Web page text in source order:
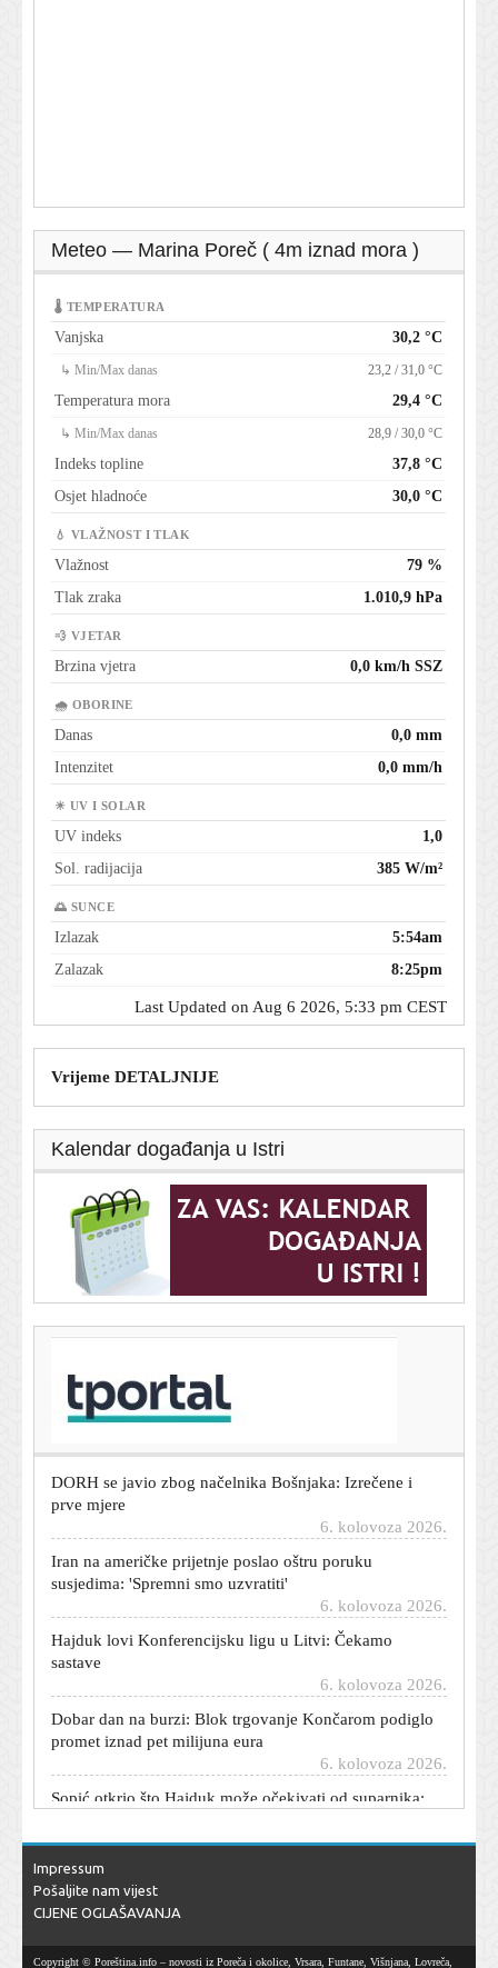
Meteo — Marina Poreč ( 4m iznad mora )
🌡 TEMPERATURA
Vanjska 30,2 °C
↳ Min/Max danas 23,2 / 31,0 °C
Temperatura mora 29,4 °C
↳ Min/Max danas 28,9 / 30,0 °C
Indeks topline
37,8 °C
Osjet hladnoće
30,0 °C
💧 VLAŽNOST I TLAK
Vlažnost
79 %
Tlak zraka
1.010,9 hPa
💨 VJETAR
Brzina vjetra 0,0 km/h SSZ
🌧 OBORINE
Danas
0,0 mm
Intenzitet
0,0 mm/h
☀ UV I SOLAR
UV indeks
1,0
Sol. radijacija
385 W/m²
🌅 SUNCE
Izlazak
5:54am
Zalazak
8:25pm
Last Updated on Aug 6 2026, 5:33 pm CEST
Vrijeme DETALJNIJE
Kalendar događanja u Istri
Jagušić briljirao u Europi i oduševio Grke: Evo što pišu
nakon nove sjajne utakmice
prve mjere
Iran na američke prijetnje poslao oštru poruku
susjedima: 'Spremni smo uzvratiti'
Hajduk lovi Konferencijsku ligu u Litvi: Čekamo
sastave
Dobar dan na burzi: Blok trgovanje Končarom podiglo
promet iznad pet milijuna eura
Sopić otkrio što Hajduk može očekivati od suparnika:
'Ekipa je dobro posložena...'
znakovi uvijek su iskreni i izravni
povratka Višnjića u RH, javila se Rupić s kritikama
Impressum
Pošaljite nam vijest
CIJENE OGLAŠAVANJA
Copyright © Poreština.info – novosti iz Poreča i okolice, Vrsara, Funtane, Višnjana, Lovreča,